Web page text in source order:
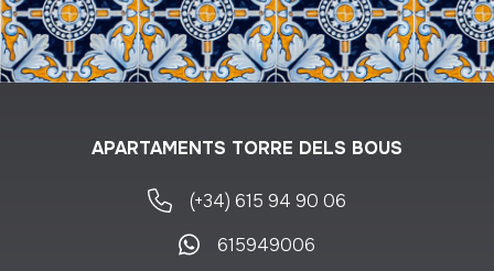
APARTAMENTS TORRE DELS BOUS
(+34) 615 94 90 06
615949006